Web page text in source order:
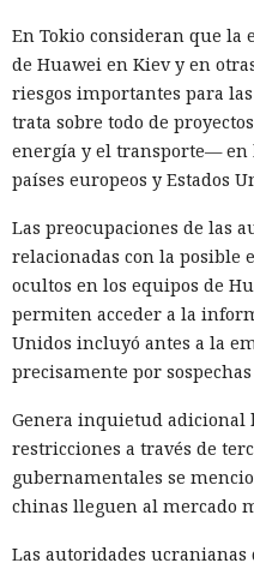
En Tokio consideran que
de Huawei en Kiev y en
riesgos importantes para
trata sobre todo de
energía y el transporte— en
países europeos y Estados
Las preocupaciones de las
relacionadas con la posible
ocultos en los equipos de
permiten acceder a la
Unidos incluyó antes a la
precisamente por
Genera inquietud
restricciones a través de
gubernamentales se
chinas lleguen al mercado
Las autoridades